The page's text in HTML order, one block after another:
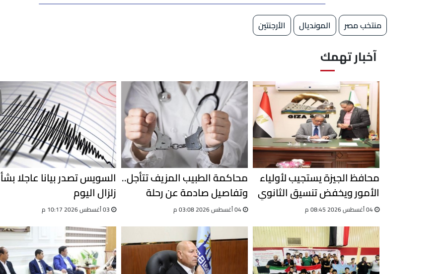
منتخب مصر المونديال الأرجنتين
آخبار تهمك
محافظ الجيزة يستجيب لأولياء
الأمور ويخفض تنسيق الثانوي
العام
محاكمة الطبيب المزيف تتأجل..
وتفاصيل صادمة عن رحلة
التزوير
السويس تصدر بيانا عاجلا
زلزال اليوم